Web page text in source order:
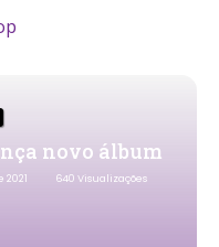
novo álbum
2021 640 Visualizações